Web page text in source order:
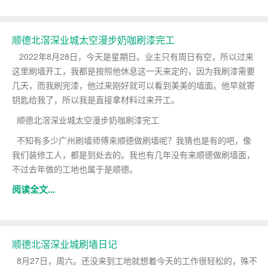
顺德北滘深业城太空漫步奶咖刷漆完工
2022年8月28日，今天是星期日。业主只有周日有空，所以过来
这里刷墙开工，我都是按照他休息这一天来定的，因为我刷漆需要
几天，而我刷完漆，他过来刚好就可以看到美美的墙面。他早就寄
钥匙给我了，所以我是直接拿材料过来开工。
顺德北滘深业城太空漫步奶咖刷漆完工
不知有多少广州刷墙师傅来顺德做刷墙呢？我猜也是有的吧，像
我们装修工人，都是到处去的。我也有几年没有来顺德做刷墙面，
不过去年做的工地也属于是顺德。
阅读全文...
顺德北滘深业城刷墙日记
8月27日，周六。还没来到工地就想着今天的工作很轻松的，殊不